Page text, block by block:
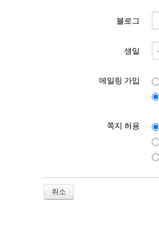
블로그
생일
메일링 가입
쪽지 허용
취소